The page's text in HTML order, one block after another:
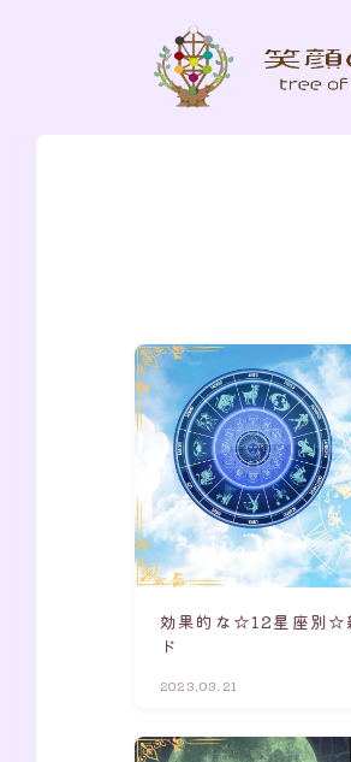
効果的な☆12星座別☆
ド
2023.03.21